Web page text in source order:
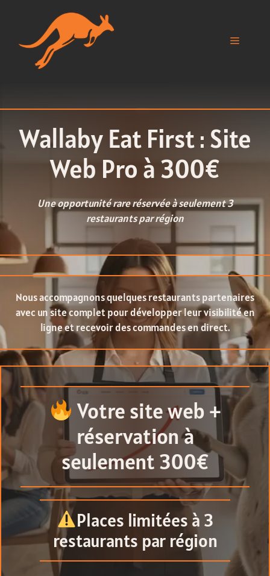
contenu
Wallaby Eat First : Site
Web Pro à 300€
Une opportunité rare réservée à seulement 3
restaurants par région
Nous accompagnons quelques restaurants partenaires
avec un site complet pour développer leur visibilité en
ligne et recevoir des commandes en direct.
Votre site web +
réservation à
seulement 300€
Places limitées à 3
restaurants par région